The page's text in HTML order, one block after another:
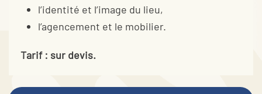
l’identité et l’image du lieu,
l’agencement et le mobilier.
Tarif : sur devis.